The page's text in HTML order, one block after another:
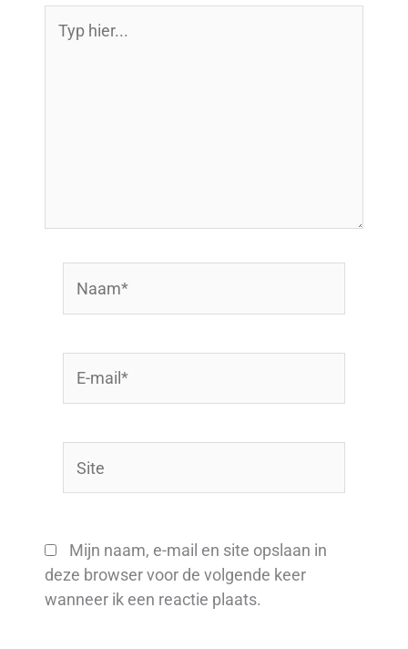
hier...
mail*
Mijn naam, e-mail en site opslaan in
deze browser voor de volgende keer
wanneer ik een reactie plaats.